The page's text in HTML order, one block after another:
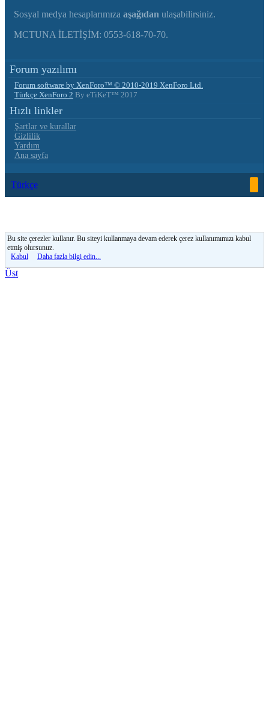
Sosyal medya hesaplarımıza aşağıdan ulaşabilirsiniz.
MCTUNA İLETİŞİM: 0553-618-70-70.
Forum yazılımı
Forum software by XenForo™ © 2010-2019 XenForo Ltd.
Türkçe XenForo 2 By eTiKeT™ 2017
Hızlı linkler
Şartlar ve kurallar
Gizlilik
Yardım
Ana sayfa
Türkçe
Bu site çerezler kullanır. Bu siteyi kullanmaya devam ederek çerez kullanımımızı kabul
etmiş olursunuz.
Kabul
Daha fazla bilgi edin...
Üst